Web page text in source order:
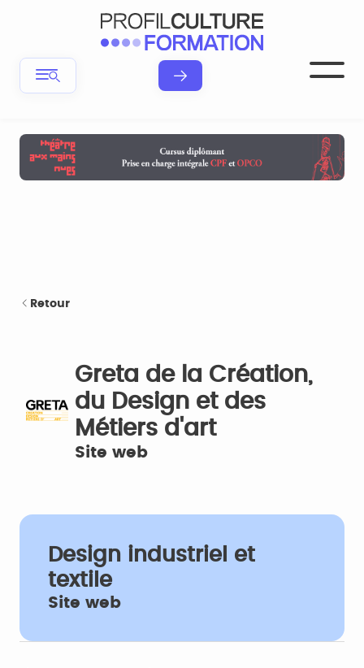
Retour
Greta de la Création,
du Design et des
Métiers d'art
Site web
Design industriel et
textile
Site web